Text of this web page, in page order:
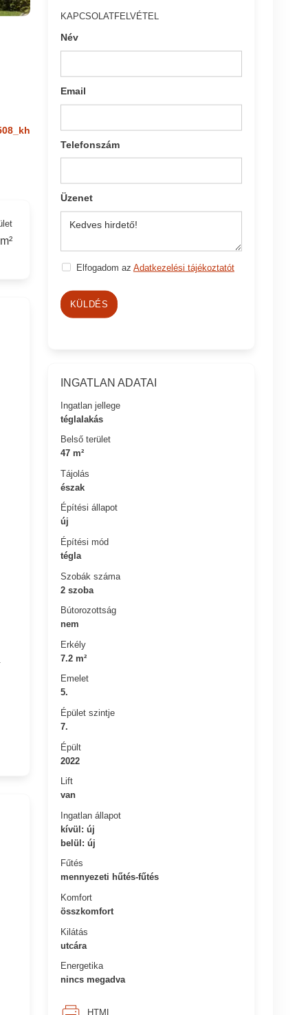
KAPCSOLATFELVÉTEL
Név
Email
Telefonszám
Üzenet
Elfogadom az Adatkezelési tájékoztatót
KÜLDÉS
INGATLAN ADATAI
Ingatlan jellege
téglalakás
Belső terület
47 m²
Tájolás
észak
Építési állapot
új
Építési mód
tégla
Szobák száma
2 szoba
Bútorozottság
nem
Erkély
7.2 m²
Emelet
5.
Épület szintje
7.
Épült
2022
Lift
van
Ingatlan állapot
kívül: új
belül: új
Fűtés
mennyezeti hűtés-fűtés
Komfort
összkomfort
Kilátás
utcára
Energetika
nincs megadva
HTML